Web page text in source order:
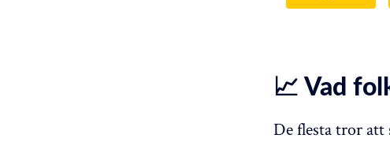
📈 Vad
De flesta tror att